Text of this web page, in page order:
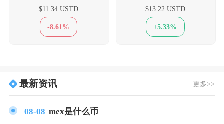
$11.34 USTD
-8.61%
$13.22 USTD
+5.33%
最新资讯 更多>>
08-08 mex是什么币